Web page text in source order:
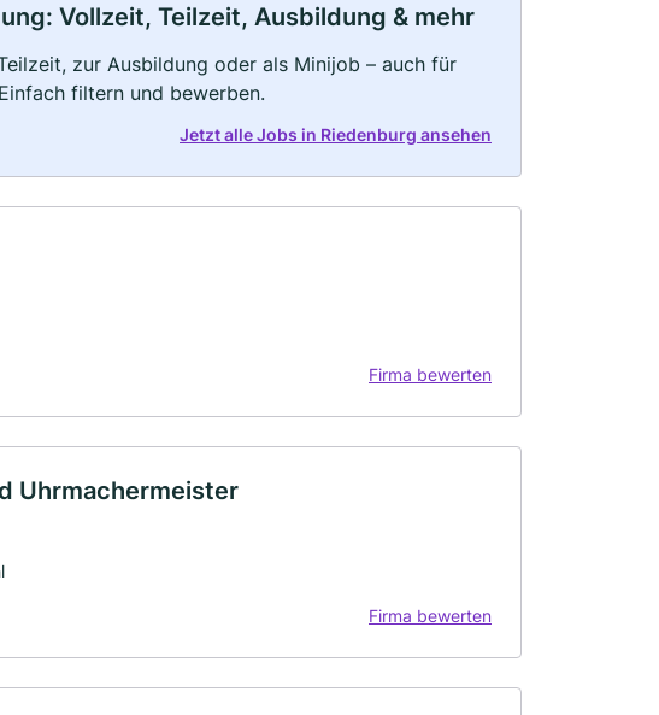
Vollzeit, Teilzeit, Ausbildung & mehr
zur Ausbildung oder als Minijob – auch für
filtern und bewerben.
Jetzt alle Jobs in Riedenburg ansehen
Firma bewerten
Uhrmachermeister
Firma bewerten